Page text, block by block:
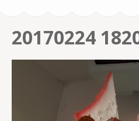
20170224